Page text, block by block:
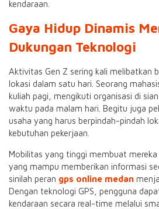
kendaraan.
Gaya Hidup Dinamis
Dukungan Teknologi
Aktivitas Gen Z sering kali melibatkan
lokasi dalam satu hari. Seorang
kuliah pagi, mengikuti organisasi di
waktu pada malam hari. Begitu juga
usaha yang harus berpindah-pindah
kebutuhan pekerjaan.
Mobilitas yang tinggi membuat
yang mampu memberikan informasi
sinilah peran gps online medan
Dengan teknologi GPS, pengguna
kendaraan secara real-time melalui